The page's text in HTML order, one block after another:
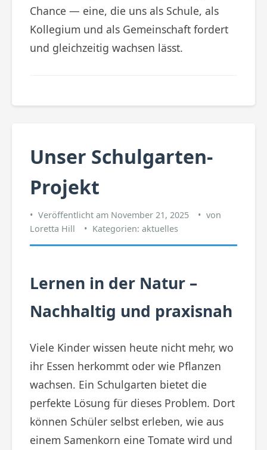
Chance — eine, die uns als Schule, als
Kollegium und als Gemeinschaft fordert
und gleichzeitig wachsen lässt.
Unser Schulgarten-
Projekt
Veröffentlicht am November 21, 2025
von
Loretta Hill
Kategorien: aktuelles
Lernen in der Natur –
Nachhaltig und praxisnah
Viele Kinder wissen heute nicht mehr, wo
ihr Essen herkommt oder wie Pflanzen
wachsen. Ein Schulgarten bietet die
perfekte Lösung für dieses Problem. Dort
können Schüler selbst erleben, wie aus
einem Samenkorn eine Tomate wird und